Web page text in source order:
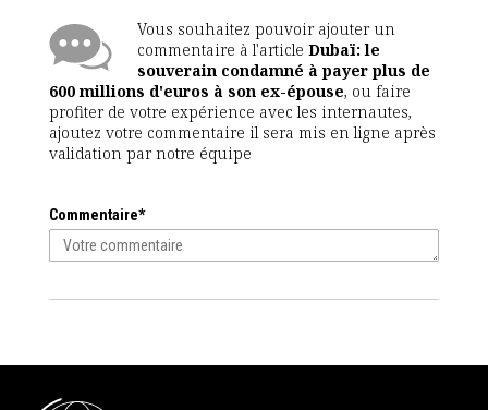
Vous souhaitez pouvoir ajouter un
commentaire à l'article Dubaï: le
souverain condamné à payer plus de
600 millions d'euros à son ex-épouse, ou faire
profiter de votre expérience avec les internautes,
ajoutez votre commentaire il sera mis en ligne après
validation par notre équipe
Commentaire*